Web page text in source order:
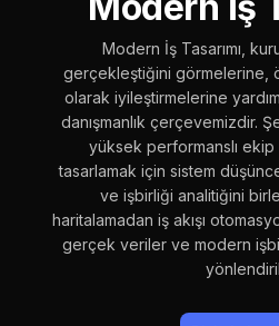
Modern İş Tasarımı,
gerçekleştiğini görmelerine,
olarak iyileştirmelerine
danışmanlık çerçevemizdir.
yüksek performanslı ekip
tasarlamak için sistem
ve işbirliği analitiğini
haritalamadan iş akışı
gerçek veriler ve modern